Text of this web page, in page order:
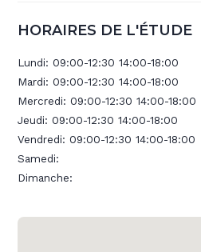
HORAIRES DE L'ÉTUDE
Lundi:09:00-12:30 14:00-18:00
Mardi:09:00-12:30 14:00-18:00
Mercredi:09:00-12:30 14:00-18:00
Jeudi:09:00-12:30 14:00-18:00
Vendredi:09:00-12:30 14:00-18:00
Samedi:
Dimanche: